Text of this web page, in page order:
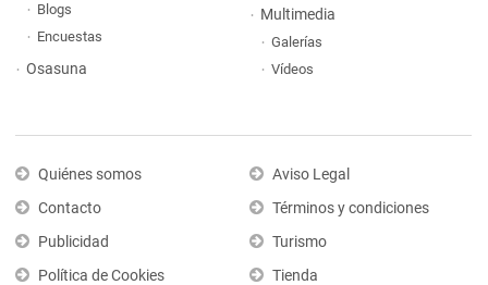
Blogs
Encuestas
Osasuna
Multimedia
Galerías
Vídeos
Quiénes somos
Contacto
Publicidad
Política de Cookies
Aviso Legal
Términos y condiciones
Turismo
Tienda